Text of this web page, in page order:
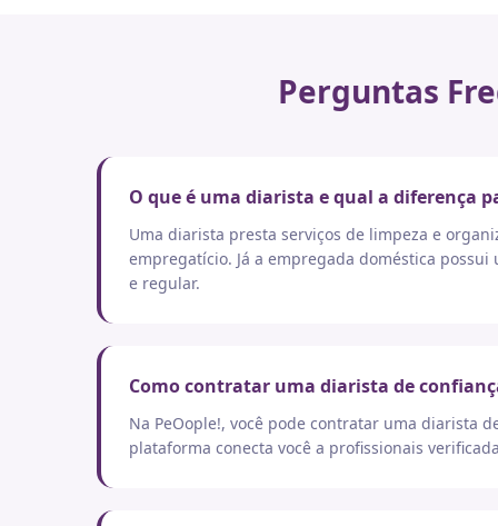
Perguntas
O que é uma diarista e qual a diferença
Uma diarista presta serviços de limpeza e
empregatício. Já a empregada doméstica
e regular.
Como contratar uma diarista de
Na PeOople!, você pode contratar uma diarista
plataforma conecta você a profissionais